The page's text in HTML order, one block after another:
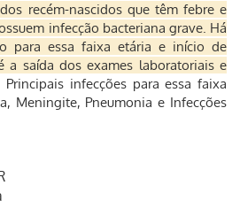
recém-nascidos que têm febre e
infecção bacteriana grave. Há
para essa faixa etária e início de
a saída dos exames laboratoriais e
Principais infecções para essa faixa
Meningite, Pneumonia e Infecções